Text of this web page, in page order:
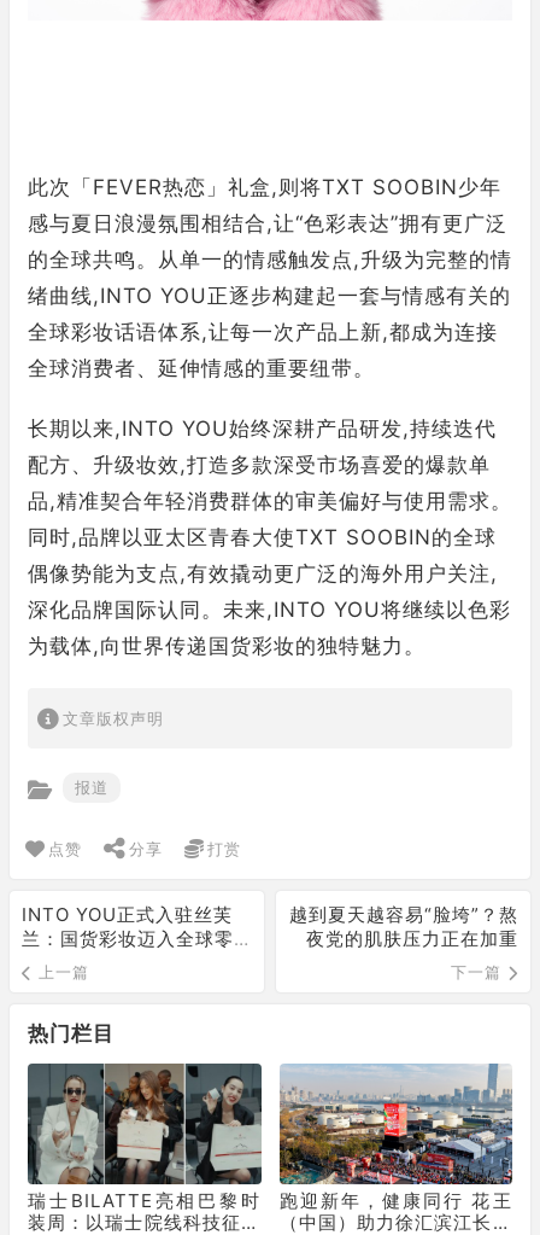
此次「FEVER热恋」礼盒,则将TXT SOOBIN少年
感与夏日浪漫氛围相结合,让“色彩表达”拥有更广泛
的全球共鸣。从单一的情感触发点,升级为完整的情
绪曲线,INTO YOU正逐步构建起一套与情感有关的
全球彩妆话语体系,让每一次产品上新,都成为连接
全球消费者、延伸情感的重要纽带。
长期以来,INTO YOU始终深耕产品研发,持续迭代
配方、升级妆效,打造多款深受市场喜爱的爆款单
品,精准契合年轻消费群体的审美偏好与使用需求。
同时,品牌以亚太区青春大使TXT SOOBIN的全球
偶像势能为支点,有效撬动更广泛的海外用户关注,
深化品牌国际认同。未来,INTO YOU将继续以色彩
为载体,向世界传递国货彩妆的独特魅力。
文章版权声明
报道
点赞 分享 打赏
INTO YOU正式入驻丝芙
兰：国货彩妆迈入全球零
售核心渠道
上一篇
越到夏天越容易“脸垮”？熬
夜党的肌肤压力正在加重
下一篇
热门栏目
瑞士BILATTE亮相巴黎时
装周：以瑞士院线科技征服
跑迎新年，健康同行 花王
（中国）助力徐汇滨江长跑